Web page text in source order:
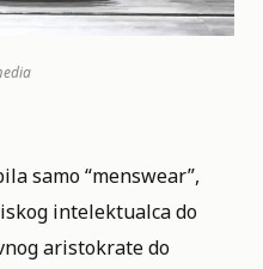
samo “menswear”,
intelektualca do
aristokrate do